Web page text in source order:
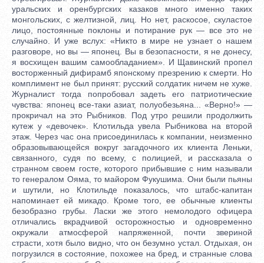
уральских и оренбургских казаков много именно таких
монгольских, с желтизной, лиц. Но нет, раскосое, скуластое
лицо, постоянные поклоны и потирание рук — все это не
случайно. И уже вслух: «Никто в мире не узнает о нашем
разговоре, но вы — японец. Вы в безопасности, я не донесу,
я восхищен вашим самообладанием». И Щавинский пропел
восторженный дифирамб японскому презрению к смерти. Но
комплимент не был принят: русский солдатик ничем не хуже.
Журналист тогда попробовал задеть его патриотические
чувства: японец все-таки азиат, полуобезьяна... «Верно!» —
прокричал на это Рыбников. Под утро решили продолжить
кутеж у «девочек». Клотильда увела Рыбникова на второй
этаж. Через час она присоединилась к компании, неизменно
образовывающейся вокруг загадочного их клиента Леньки,
связанного, судя по всему, с полицией, и рассказала о
странном своем госте, которого прибывшие с ним называли
то генералом Ояма, то майором Фукушима. Они были пьяны
и шутили, но Клотильде показалось, что штабс-капитан
напоминает ей микадо. Кроме того, ее обычные клиенты
безобразно грубы. Ласки же этого немолодого офицера
отличались вкрадчивой осторожностью и одновременно
окружали атмосферой напряженной, почти звериной
страсти, хотя было видно, что он безумно устал. Отдыхая, он
погрузился в состояние, похожее на бред, и странные слова